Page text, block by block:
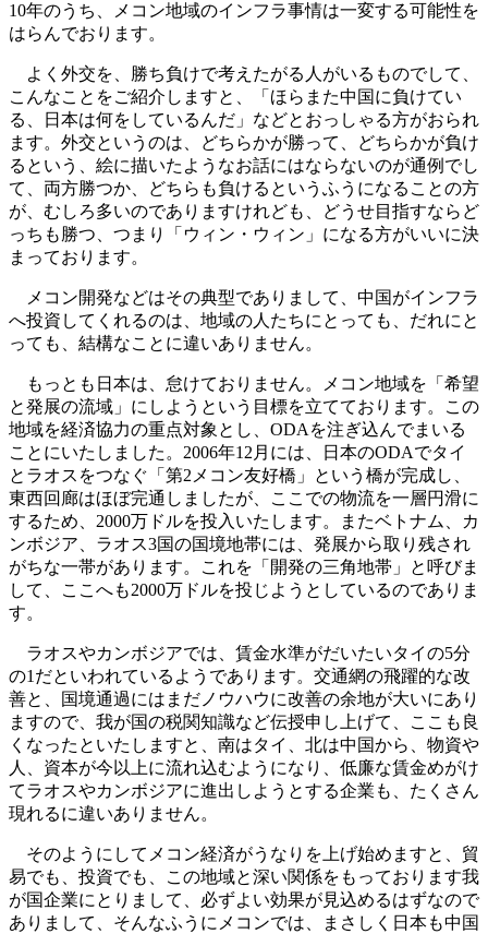
10年のうち、メコン地域のインフラ事情は一変する可能性を
はらんでおります。
よく外交を、勝ち負けで考えたがる人がいるものでして、
こんなことをご紹介しますと、「ほらまた中国に負けてい
る、日本は何をしているんだ」などとおっしゃる方がおられ
ます。外交というのは、どちらかが勝って、どちらかが負け
るという、絵に描いたようなお話にはならないのが通例でし
て、両方勝つか、どちらも負けるというふうになることの方
が、むしろ多いのでありますけれども、どうせ目指すならど
っちも勝つ、つまり「ウィン・ウィン」になる方がいいに決
まっております。
メコン開発などはその典型でありまして、中国がインフラ
へ投資してくれるのは、地域の人たちにとっても、だれにと
っても、結構なことに違いありません。
もっとも日本は、怠けておりません。メコン地域を「希望
と発展の流域」にしようという目標を立てております。この
地域を経済協力の重点対象とし、ODAを注ぎ込んでまいる
ことにいたしました。2006年12月には、日本のODAでタイ
とラオスをつなぐ「第2メコン友好橋」という橋が完成し、
東西回廊はほぼ完通しましたが、ここでの物流を一層円滑に
するため、2000万ドルを投入いたします。またベトナム、カ
ンボジア、ラオス3国の国境地帯には、発展から取り残され
がちな一帯があります。これを「開発の三角地帯」と呼びま
して、ここへも2000万ドルを投じようとしているのでありま
す。
ラオスやカンボジアでは、賃金水準がだいたいタイの5分
の1だといわれているようであります。交通網の飛躍的な改
善と、国境通過にはまだノウハウに改善の余地が大いにあり
ますので、我が国の税関知識など伝授申し上げて、ここも良
くなったといたしますと、南はタイ、北は中国から、物資や
人、資本が今以上に流れ込むようになり、低廉な賃金めがけ
てラオスやカンボジアに進出しようとする企業も、たくさん
現れるに違いありません。
そのようにしてメコン経済がうなりを上げ始めますと、貿
易でも、投資でも、この地域と深い関係をもっております我
が国企業にとりまして、必ずよい効果が見込めるはずなので
ありまして、そんなふうにメコンでは、まさしく日本も中国